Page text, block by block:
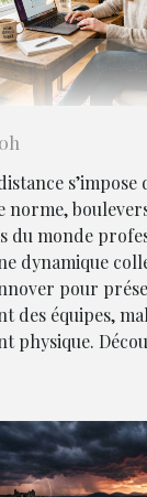
s’impose
norme,
du monde
dynamique
pour
des équipes,
physique.